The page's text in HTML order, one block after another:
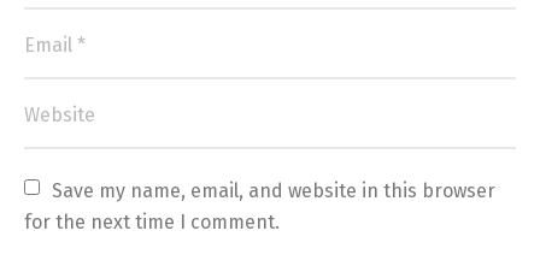
Save my name, email, and website in this browser
for the next time I comment.